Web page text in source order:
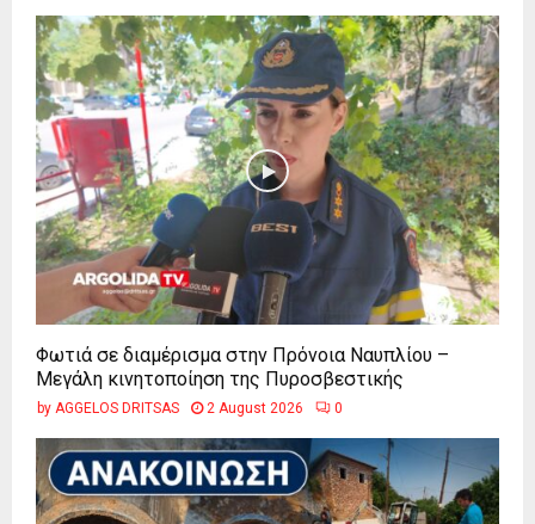
Φωτιά σε διαμέρισμα στην Πρόνοια Ναυπλίου –
Μεγάλη κινητοποίηση της Πυροσβεστικής
by AGGELOS DRITSAS 2 August 2026 0